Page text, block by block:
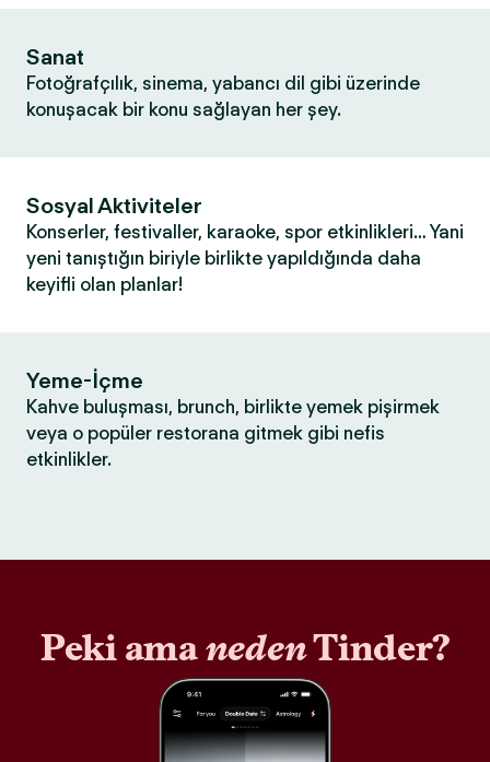
Sanat
Fotoğrafçılık, sinema, yabancı dil gibi üzerinde
konuşacak bir konu sağlayan her şey.
Sosyal Aktiviteler
Konserler, festivaller, karaoke, spor etkinlikleri… Yani
yeni tanıştığın biriyle birlikte yapıldığında daha
keyifli olan planlar!
Yeme-İçme
Kahve buluşması, brunch, birlikte yemek pişirmek
veya o popüler restorana gitmek gibi nefis
etkinlikler.
Peki amanedenTinder?